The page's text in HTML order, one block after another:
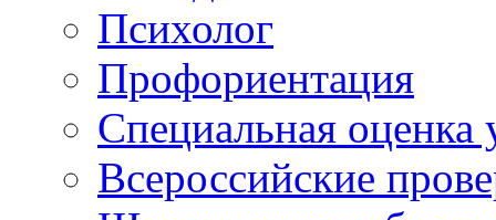
Психолог
Профориентация
Специальная оценка
Всероссийские